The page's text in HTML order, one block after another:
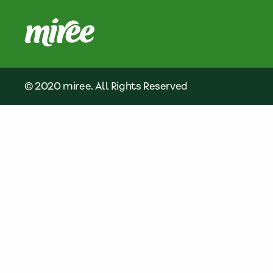
© 2020 miree. All Rights Reserved